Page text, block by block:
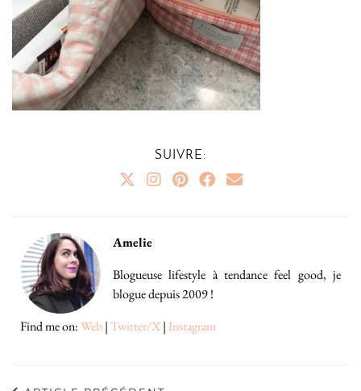
SUIVRE:
Amelie
Blogueuse lifestyle à tendance feel good, je
blogue depuis 2009 !
Find me on:Web|Twitter/X| Instagram